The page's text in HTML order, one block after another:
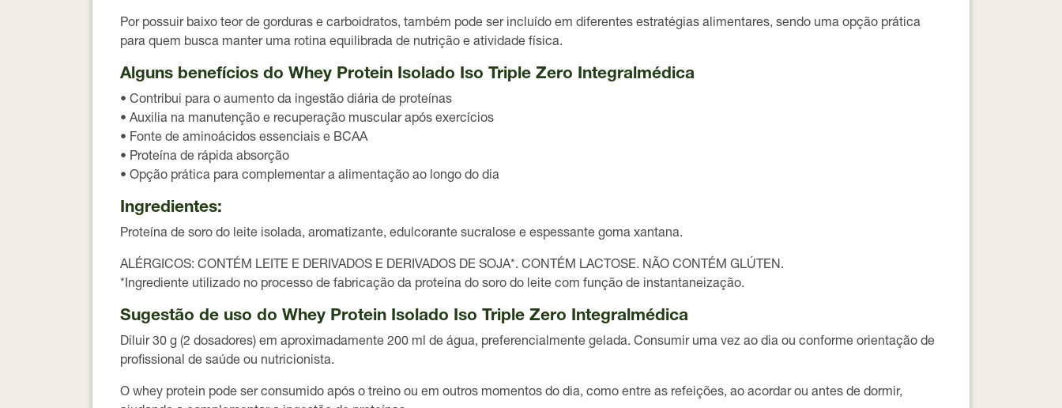
Por possuir baixo teor de gorduras e carboidratos, também pode ser incluído em diferentes estratégias alimentares, sendo uma opção prática
para quem busca manter uma rotina equilibrada de nutrição e atividade física.
Alguns benefícios do Whey Protein Isolado Iso Triple Zero Integralmédica
• Contribui para o aumento da ingestão diária de proteínas
• Auxilia na manutenção e recuperação muscular após exercícios
• Fonte de aminoácidos essenciais e BCAA
• Proteína de rápida absorção
• Opção prática para complementar a alimentação ao longo do dia
Ingredientes:
Proteína de soro do leite isolada, aromatizante, edulcorante sucralose e espessante goma xantana.
ALÉRGICOS: CONTÉM LEITE E DERIVADOS E DERIVADOS DE SOJA*. CONTÉM LACTOSE. NÃO CONTÉM GLÚTEN.
*Ingrediente utilizado no processo de fabricação da proteína do soro do leite com função de instantaneização.
Sugestão de uso do Whey Protein Isolado Iso Triple Zero Integralmédica
Diluir30 g (2 dosadores) em aproximadamente 200 ml de água, preferencialmente gelada. Consumir uma vez ao dia ou conforme orientação de
profissional de saúde ou nutricionista.
O whey protein pode ser consumido após o treino ou em outros momentos do dia, como entre as refeições, ao acordar ou antes de dormir,